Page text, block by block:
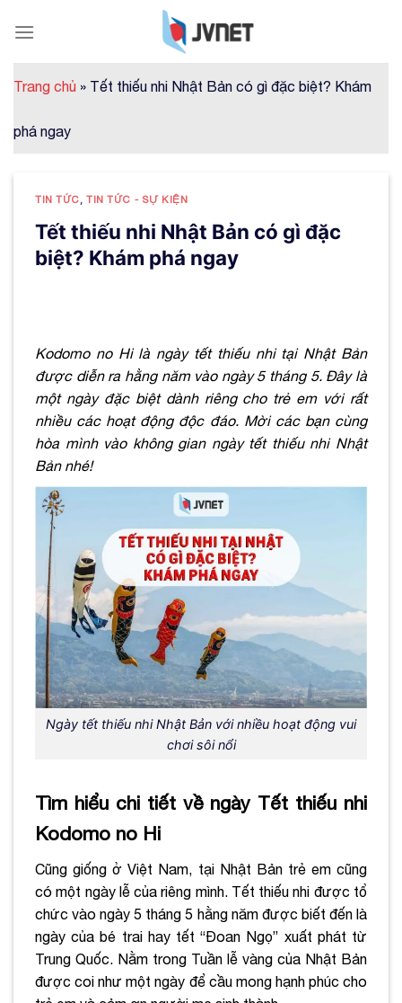
Trang chủ » Tết thiếu nhi Nhật Bản có gì đặc biệt? Khám
phá ngay
TIN TỨC ,TIN TỨC - SỰ KIỆN
Tết thiếu nhi Nhật Bản có gì đặc
biệt? Khám phá ngay
Kodomo no Hi là ngày tết thiếu nhi tại Nhật Bản
được diễn ra hằng năm vào ngày 5 tháng 5. Đây là
một ngày đặc biệt dành riêng cho trẻ em với rất
nhiều các hoạt động độc đáo. Mời các bạn cùng
hòa mình vào không gian ngày tết thiếu nhi Nhật
Bản nhé!
Ngày tết thiếu nhi Nhật Bản với nhiều hoạt động vui
chơi sôi nổi
Tìm hiểu chi tiết về ngày Tết thiếu nhi
Kodomo no Hi
Cũng giống ở Việt Nam, tại Nhật Bản trẻ em cũng
có một ngày lễ của riêng mình. Tết thiếu nhi được tổ
chức vào ngày 5 tháng 5 hằng năm được biết đến là
ngày của bé trai hay tết “Đoan Ngọ” xuất phát từ
Trung Quốc. Nằm trong Tuần lễ vàng của Nhật Bản
được coi như một ngày để cầu mong hạnh phúc cho